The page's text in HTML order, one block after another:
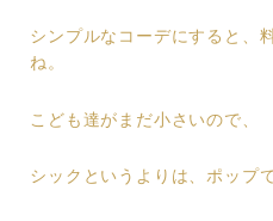
シンプルなコーデにすると、
ね。
こども達がまだ小さいので、
シックというよりは、ポップ